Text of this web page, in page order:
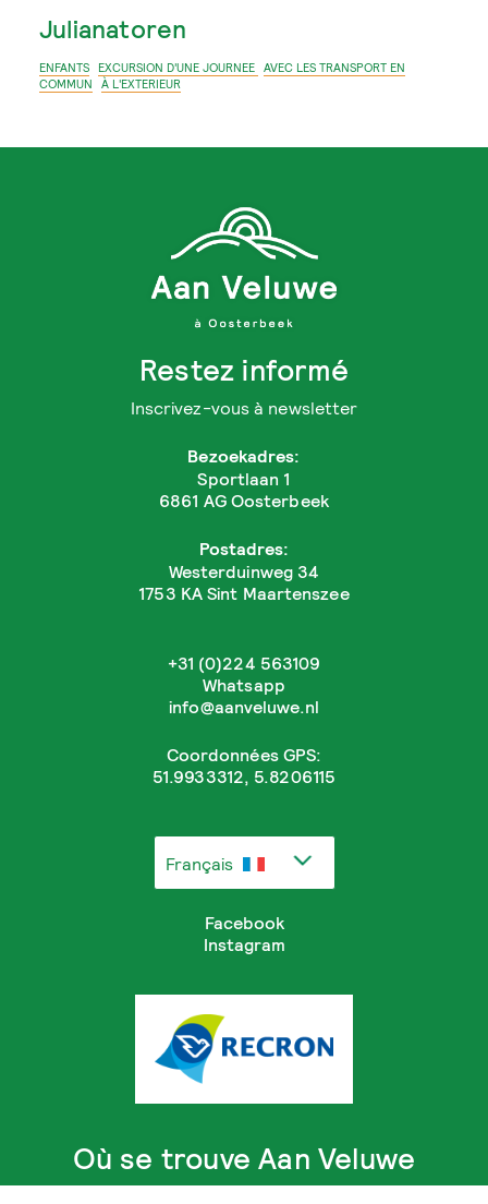
Julianatoren
ENFANTS EXCURSION D'UNE JOURNEE AVEC LES TRANSPORT EN
COMMUN
À L'EXTERIEUR
Restez informé
Inscrivez-vous à newsletter
Bezoekadres:
Sportlaan 1
6861 AG Oosterbeek
Postadres:
Westerduinweg 34
1753 KA Sint Maartenszee
+31 (0)224 563109
Whatsapp
info@aanveluwe.nl
Coordonnées GPS:
51.9933312, 5.8206115
Français
Facebook
Instagram
Où se trouve Aan Veluwe